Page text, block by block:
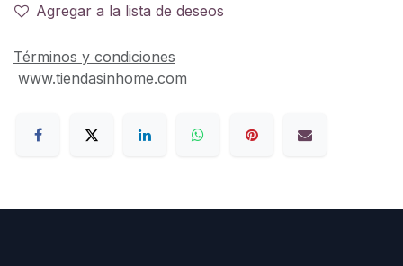
Agregar a la lista de deseos
Términos y condiciones
www.tiendasinhome.com